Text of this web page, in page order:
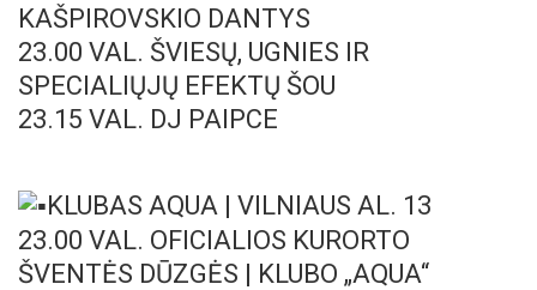
KAŠPIROVSKIO DANTYS
23.00 VAL. ŠVIESŲ, UGNIES IR
SPECIALIŲJŲ EFEKTŲ ŠOU
23.15 VAL. DJ PAIPCE
KLUBAS AQUA | VILNIAUS AL. 13
23.00 VAL. OFICIALIOS KURORTO
ŠVENTĖS DŪZGĖS | KLUBO „AQUA“